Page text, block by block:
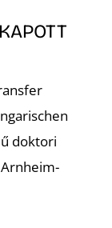
doktori